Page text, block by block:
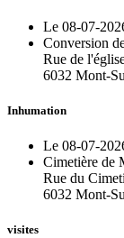
Le 08-07-
Conversion
Rue de
6032 Mont-
Inhumation
Le 08-07-
Cimetière de
Rue du
6032 Mont-
visites